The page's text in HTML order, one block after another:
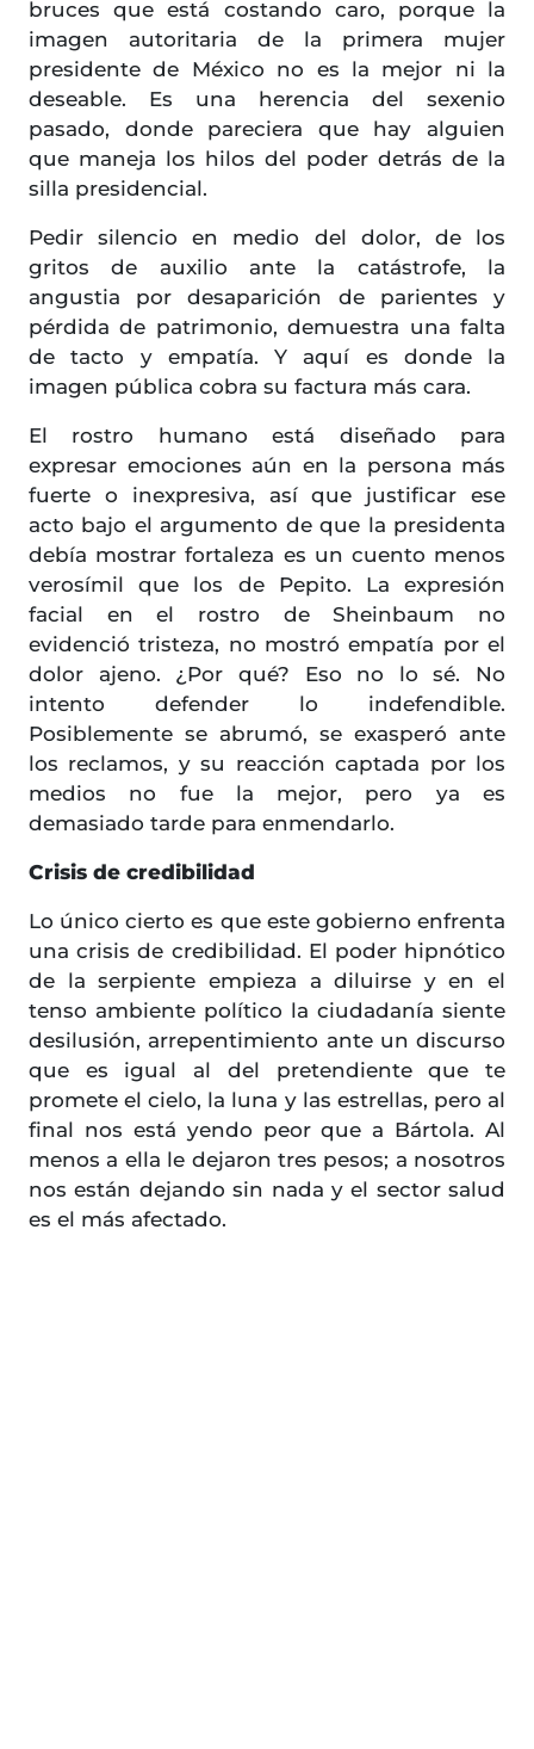
bruces que está costando caro, porque la
imagen autoritaria de la primera mujer
presidente de México no es la mejor ni la
deseable. Es una herencia del sexenio
pasado, donde pareciera que hay alguien
que maneja los hilos del poder detrás de la
silla presidencial.
Pedir silencio en medio del dolor, de los
gritos de auxilio ante la catástrofe, la
angustia por desaparición de parientes y
pérdida de patrimonio, demuestra una falta
de tacto y empatía. Y aquí es donde la
imagen pública cobra su factura más cara.
El rostro humano está diseñado para
expresar emociones aún en la persona más
fuerte o inexpresiva, así que justificar ese
acto bajo el argumento de que la presidenta
debía mostrar fortaleza es un cuento menos
verosímil que los de Pepito. La expresión
facial en el rostro de Sheinbaum no
evidenció tristeza, no mostró empatía por el
dolor ajeno. ¿Por qué? Eso no lo sé. No
intento defender lo indefendible.
Posiblemente se abrumó, se exasperó ante
los reclamos, y su reacción captada por los
medios no fue la mejor, pero ya es
demasiado tarde para enmendarlo.
Crisis de credibilidad
Lo único cierto es que este gobierno enfrenta
una crisis de credibilidad. El poder hipnótico
de la serpiente empieza a diluirse y en el
tenso ambiente político la ciudadanía siente
desilusión, arrepentimiento ante un discurso
que es igual al del pretendiente que te
promete el cielo, la luna y las estrellas, pero al
final nos está yendo peor que a Bártola. Al
menos a ella le dejaron tres pesos; a nosotros
nos están dejando sin nada y el sector salud
es el más afectado.